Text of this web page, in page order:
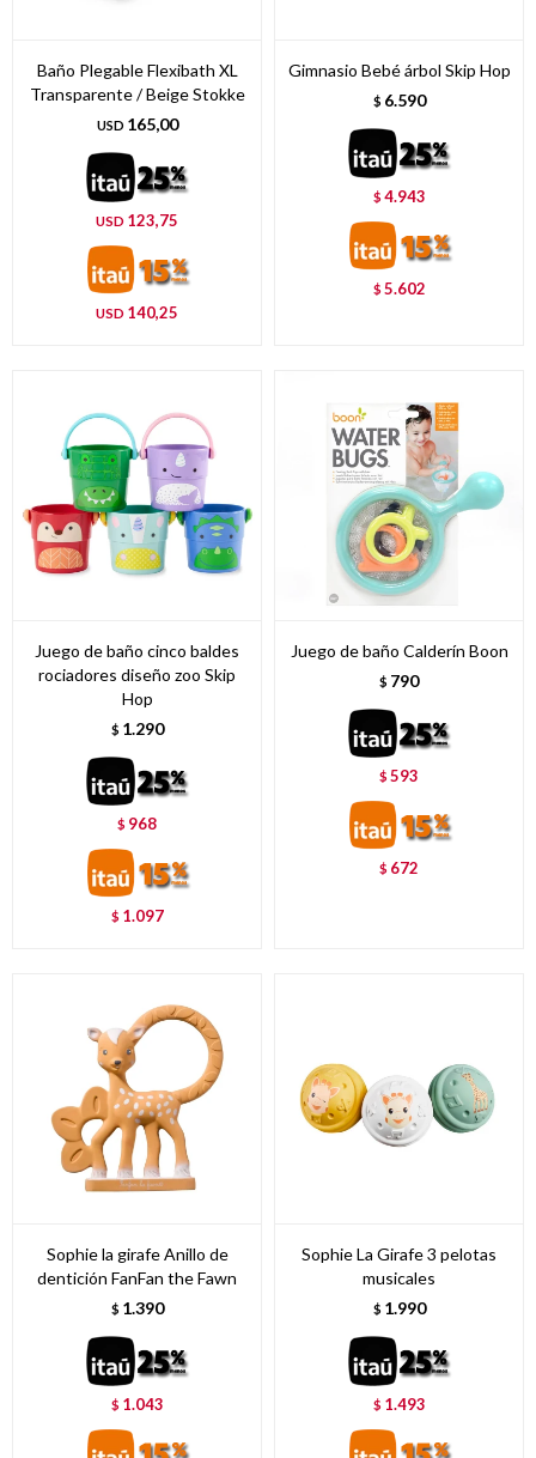
Baño Plegable Flexibath XL
Transparente / Beige Stokke
USD 165,00
USD 123,75
USD 140,25
Gimnasio Bebé árbol Skip Hop
$ 6.590
$4.943
$5.602
Juego de baño cinco baldes
rociadores diseño zoo Skip
Hop
$ 1.290
$ 968
$ 1.097
Juego de baño Calderín Boon
$ 790
$593
$ 672
Sophie la girafe Anillo de
dentición FanFan the Fawn
$ 1.390
$ 1.043
Sophie La Girafe 3 pelotas
musicales
$ 1.990
$ 1.493